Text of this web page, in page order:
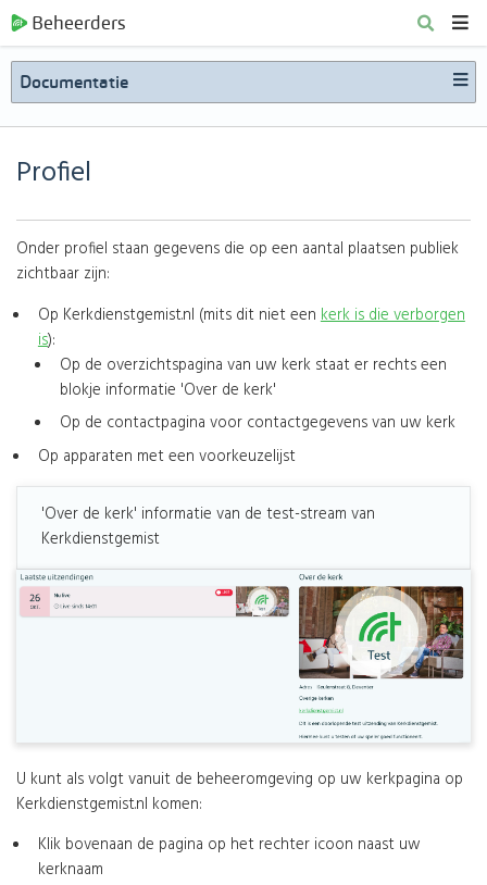
Beheerders
Documentatie
Profiel
Onder profiel staan gegevens die op een aantal plaatsen publiek
zichtbaar zijn:
Op Kerkdienstgemist.nl (mits dit niet eenkerk is die verborgen
is):
Op de overzichtspagina van uw kerk staat er rechts een
blokje informatie 'Over de kerk'
Op de contactpagina voor contactgegevens van uw kerk
Op apparaten met een voorkeuzelijst
'Over de kerk' informatie van de test-stream van
Kerkdienstgemist
U kunt als volgt vanuit de beheeromgeving op uw kerkpagina op
Kerkdienstgemist.nl komen:
Klik bovenaan de pagina op het rechter icoon naast uw
kerknaam